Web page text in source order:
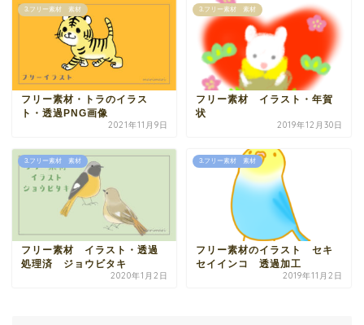
3.フリー素材 素材
フリー素材・トラのイラス
ト・透過PNG画像
2021年11月9日
3.フリー素材 素材
フリー素材 イラスト・年賀
状
2019年12月30日
3.フリー素材 素材
フリー素材 イラスト・透過
処理済 ジョウビタキ
2020年1月2日
3.フリー素材 素材
フリー素材のイラスト セキ
セイインコ 透過加工
2019年11月2日